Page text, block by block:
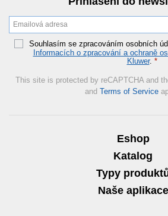
Souhlasím se zpracováním osobních
Informacích o zpracování a ochraně
Kluwer. *
This site is protected by reCAPTCHA and
and Terms of Service
Eshop
Katalog
Typy
Naše aplikace